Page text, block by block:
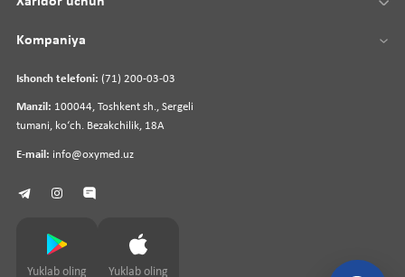
Ishonch telefoni: (71) 200-03-03
Manzil: 100044, Toshkent sh., Sergeli
tumani, koʻch. Bezakchilik, 18A
E-mail: info@oxymed.uz
Kompaniya
Yuklab oling Yuklab oling